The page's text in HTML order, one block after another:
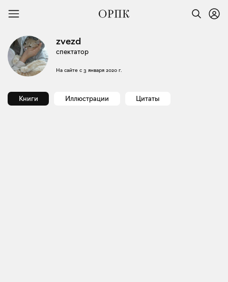
zvezd
спектатор
На сайте с 3 января 2020 г.
Книги Иллюстрации Цитаты